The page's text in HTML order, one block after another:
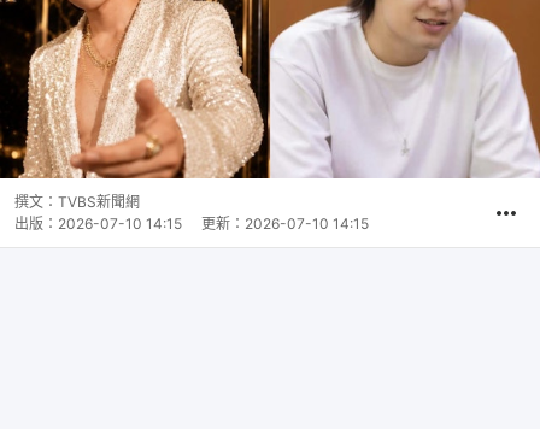
撰文： TVBS新聞網
出版： 2026-07-10 14:15 更新： 2026-07-10 14:15